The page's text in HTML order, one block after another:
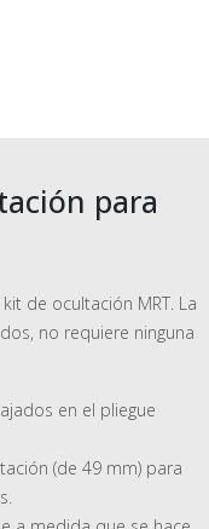
para
de ocultación MRT. La
no requiere ninguna
en el pliegue
(de 49 mm) para